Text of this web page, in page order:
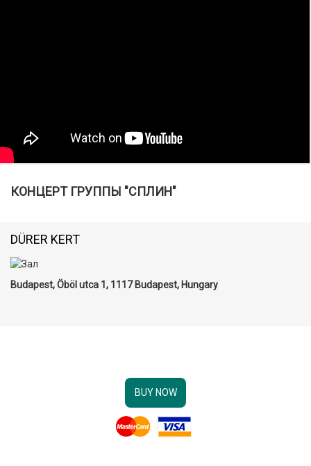
КОНЦЕРТ ГРУППЫ "СПЛИН"
DÜRER KERT
Budapest, Öböl utca 1, 1117 Budapest, Hungary
BUY NOW